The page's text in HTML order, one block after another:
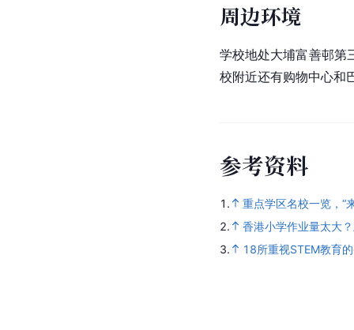
周边环境
学校地处大埔富善邨第
校附近还有购物中心和
参考资料
1.
重点学区名校一览，“
2.
香港小学作业量太大
3.
18所重视STEM教育